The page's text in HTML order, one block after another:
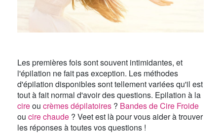
Les premières fois sont souvent intimidantes, et
l'épilation ne fait pas exception. Les méthodes
d'épilation disponibles sont tellement variées qu'il est
tout à fait normal d'avoir des questions. Epilation à la
cireou crèmes dépilatoires ? Bandes de Cire Froide
ou cire chaude ? Veet est là pour vous aider à trouver
les réponses à toutes vos questions !